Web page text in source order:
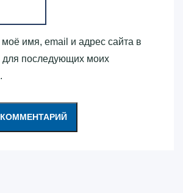
имя, email и адрес сайта в
для последующих моих